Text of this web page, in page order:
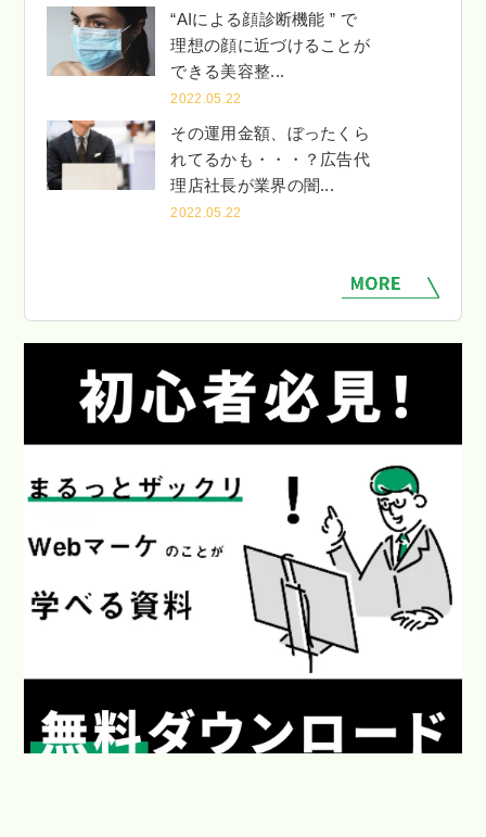
“AIによる顔診断機能 ” で
理想の顔に近づけることが
できる美容整...
2022.05.22
その運用金額、ぼったくら
れてるかも・・・？広告代
理店社長が業界の闇...
2022.05.22